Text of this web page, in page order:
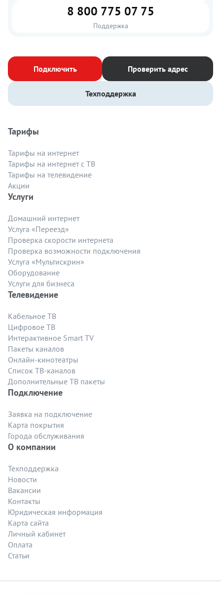
8 800 775 07 75
Поддержка
Подключить Проверить адрес
Техподдержка
Тарифы
Тарифы на интернет
Тарифы на интернет с ТВ
Тарифы на телевидение
Акции
Услуги
Домашний интернет
Услуга «Переезд»
Проверка скорости интернета
Проверка возможности подключения
Услуга «Мультискрин»
Оборудование
Услуги для бизнеса
Телевидение
Кабельное ТВ
Цифровое ТВ
Интерактивное Smart TV
Пакеты каналов
Онлайн-кинотеатры
Список ТВ-каналов
Дополнительные ТВ пакеты
Подключение
Заявка на подключение
Карта покрытия
Города обслуживания
О компании
Техподдержка
Новости
Вакансии
Контакты
Юридическая информация
Карта сайта
Личный кабинет
Оплата
Статьи